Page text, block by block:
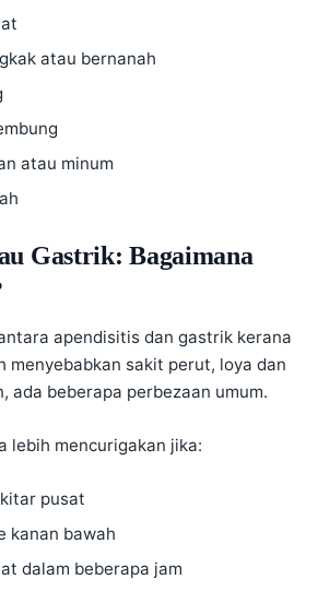
atau bernanah
atau minum
Gastrik: Bagaimana
apendisitis dan gastrik kerana
menyebabkan sakit perut, loya dan
ada beberapa perbezaan umum.
lebih mencurigakan jika:
pusat
kanan bawah
dalam beberapa jam